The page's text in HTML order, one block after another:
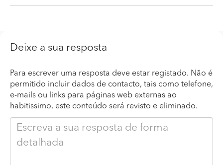
Deixe a sua resposta
Para escrever uma resposta deve estar registado. Não é
permitido incluir dados de contacto, tais como telefone,
e-mails ou links para páginas web externas ao
habitissimo, este conteúdo será revisto e eliminado.